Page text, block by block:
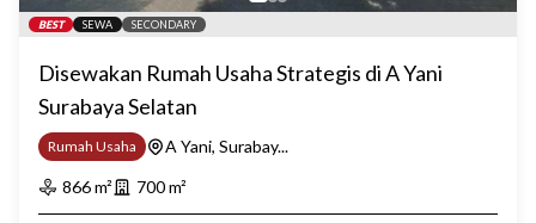
BEST SEWA SECONDARY
Disewakan Rumah Usaha Strategis di A Yani
Surabaya Selatan
Rumah Usaha
A Yani, Surabay...
866m² 700m²